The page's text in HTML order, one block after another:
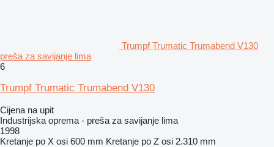
Trumpf Trumatic Trumabend V130
preša za savijanje lima
6
Trumpf Trumatic Trumabend V130
Cijena na upit
Industrijska oprema - preša za savijanje lima
1998
Kretanje po X osi 600 mm Kretanje po Z osi 2.310 mm